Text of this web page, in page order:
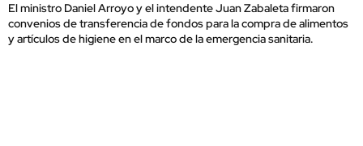
El ministro Daniel Arroyo y el intendente Juan Zabaleta firmaron
convenios de transferencia de fondos para la compra de alimentos
y artículos de higiene en el marco de la emergencia sanitaria.